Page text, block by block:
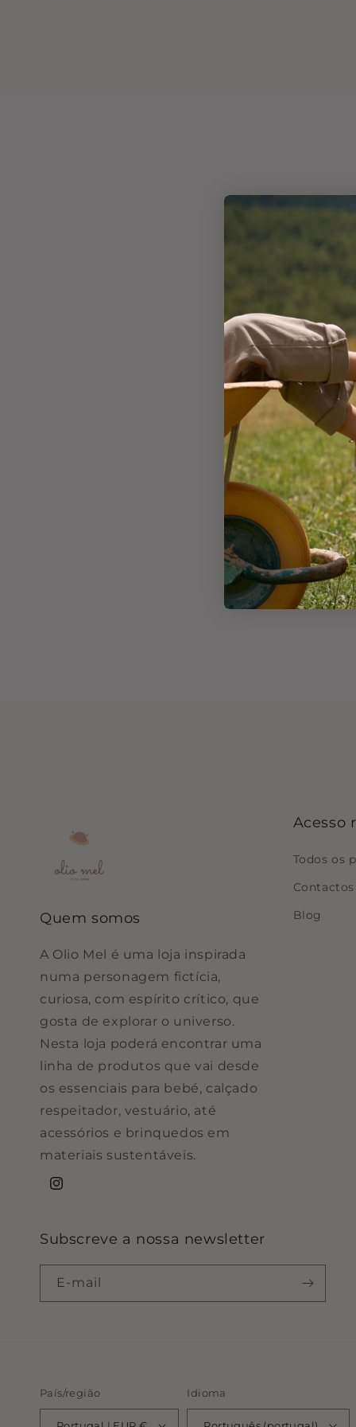
Quem somos
A Olio Mel é uma loja inspirada
numa personagem fictícia,
curiosa, com espírito crítico, que
gosta de explorar o universo.
Nesta loja poderá encontrar uma
linha de produtos que vai desde
os essenciais para bebé, calçado
respeitador, vestuário, até
acessórios e brinquedos em
materiais sustentáveis.
Instagram
Acesso
Todos os
Contactos
Blog
Subscreve a nossa newsletter
E-mail
País/região Idioma